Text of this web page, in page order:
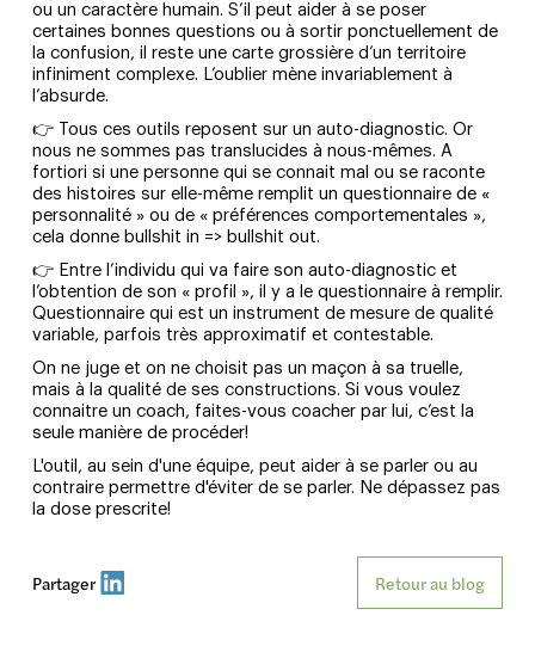
ou un caractère humain. S’il peut aider à se poser
certaines bonnes questions ou à sortir ponctuellement de
la confusion, il reste une carte grossière d’un territoire
infiniment complexe. L’oublier mène invariablement à
l’absurde.
👉 Tous ces outils reposent sur un auto-diagnostic. Or
nous ne sommes pas translucides à nous-mêmes. A
fortiori si une personne qui se connait mal ou se raconte
des histoires sur elle-même remplit un questionnaire de «
personnalité » ou de « préférences comportementales »,
cela donne bullshit in => bullshit out.
👉 Entre l’individu qui va faire son auto-diagnostic et
l’obtention de son « profil », il y a le questionnaire à remplir.
Questionnaire qui est un instrument de mesure de qualité
variable, parfois très approximatif et contestable.
On ne juge et on ne choisit pas un maçon à sa truelle,
mais à la qualité de ses constructions. Si vous voulez
connaitre un coach, faites-vous coacher par lui, c’est la
seule manière de procéder!
L'outil, au sein d'une équipe, peut aider à se parler ou au
contraire permettre d'éviter de se parler. Ne dépassez pas
la dose prescrite!
Partager Retour au blog